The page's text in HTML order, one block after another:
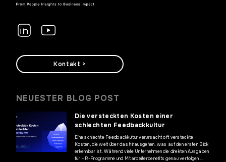
Kontakt >
NEUESTER BLOG POST
Die versteckten Kosten einer
schlechten Feedbackkultur
Eine schlechte Feedbackkultur verursacht oft versteckte
Kosten, die weit über das hinausgehen, was auf den ersten Blick
erkennbar ist. Während viele Unternehmen die direkten Ausgaben
für HR-Programme und Mitarbeiterbenefits genau verfolgen,